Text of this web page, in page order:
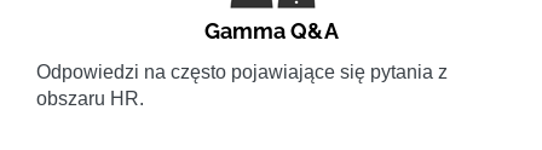
Gamma Q&A
Odpowiedzi na często pojawiające się pytania z
obszaru HR.